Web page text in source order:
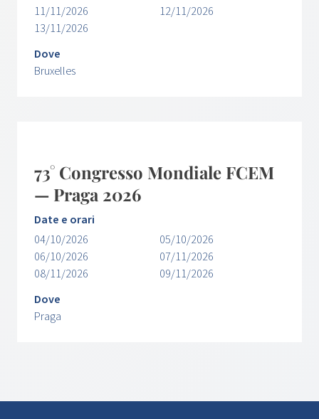
11/11/2026
12/11/2026
13/11/2026
Dove
Bruxelles
73° Congresso Mondiale FCEM
— Praga 2026
Date e orari
04/10/2026
05/10/2026
06/10/2026
07/11/2026
08/11/2026
09/11/2026
Dove
Praga